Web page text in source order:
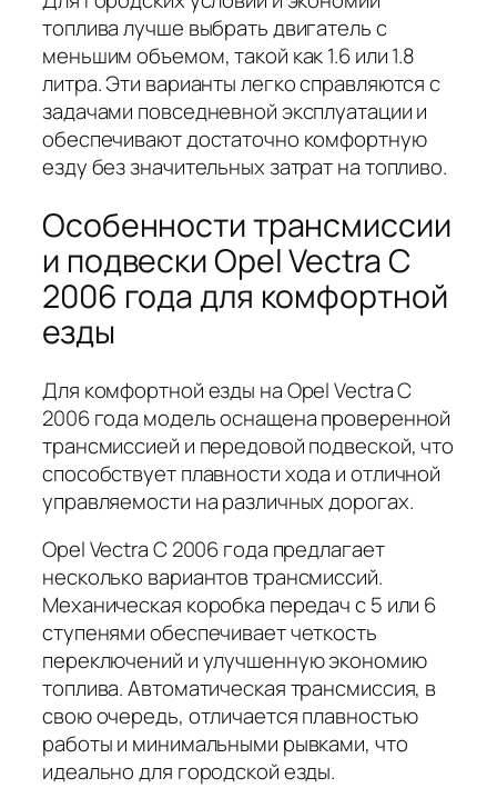
топлива лучше выбрать двигатель с
меньшим объемом, такой как 1.6 или 1.8
литра. Эти варианты легко справляются с
задачами повседневной эксплуатации и
обеспечивают достаточно комфортную
езду без значительных затрат на топливо.
Особенности трансмиссии
и подвески Opel Vectra C
2006 года для комфортной
езды
Для комфортной езды на Opel Vectra C
2006 года модель оснащена проверенной
трансмиссией и передовой подвеской, что
способствует плавности хода и отличной
управляемости на различных дорогах.
Opel Vectra C 2006 года предлагает
несколько вариантов трансмиссий.
Механическая коробка передач с 5 или 6
ступенями обеспечивает четкость
переключений и улучшенную экономию
топлива. Автоматическая трансмиссия, в
свою очередь, отличается плавностью
работы и минимальными рывками, что
идеально для городской езды.